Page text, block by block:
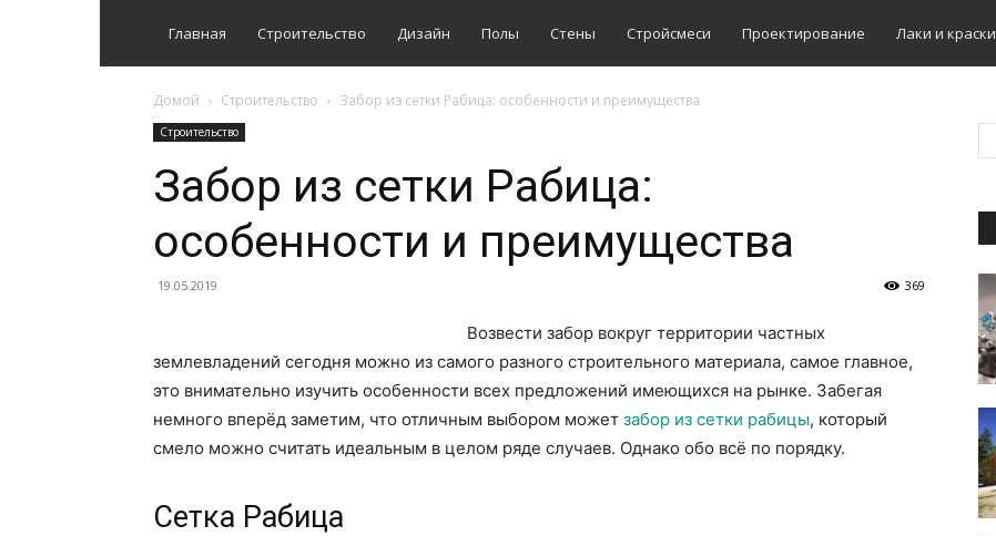
Главная Строительство Дизайн Полы Стены Стройсмеси Проектирование Лаки и краски
Домой Строительство Забор из сетки Рабица: особенности и преимущества
Строительство
Забор из сетки Рабица:
особенности и преимущества
19.05.2019 369
Возвести забор вокруг территории частных
землевладений сегодня можно из самого разного строительного материала, самое главное,
это внимательно изучить особенности всех предложений имеющихся на рынке. Забегая
немного вперёд заметим, что отличным выбором может забор из сетки рабицы, который
смело можно считать идеальным в целом ряде случаев. Однако обо всё по порядку.
Сетка Рабица